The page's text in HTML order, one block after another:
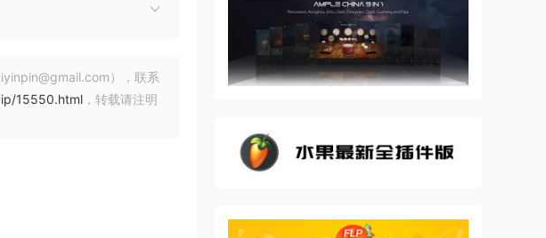
其他内置合成器插件支持
入源，捕捉所有内容，即
），联系
15550.html ，转载请注明